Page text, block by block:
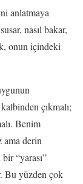
anlatmaya
nasıl bakar,
onun içindeki
çıkmalı;
Benim
ama derin
“yarası”
Bu yüzden çok